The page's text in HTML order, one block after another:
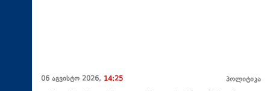
06 აგვისტო 2026, 14:25 პოლიტიკა